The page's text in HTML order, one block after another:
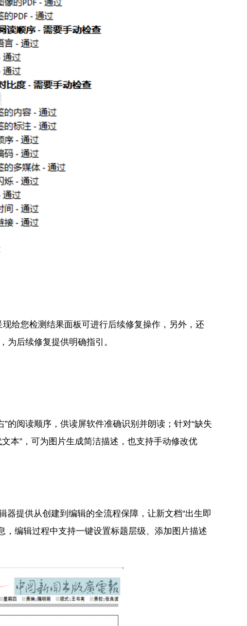
给您检测结果面板可进行后续修复操作，另外，还
为后续修复提供明确指引。
的阅读顺序，供读屏软件准确识别并朗读；针对“缺失
本”，可为图片生成简洁描述，也支持手动修改优
提供从创建到编辑的全流程保障，让新文档“出生即
编辑过程中支持一键设置标题层级、添加图片描述